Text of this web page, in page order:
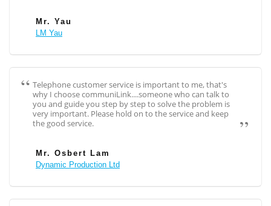
Mr. Yau
LM Yau
Telephone customer service is important to me, that's
why I choose communiLink....someone who can talk to
you and guide you step by step to solve the problem is
very important. Please hold on to the service and keep
the good service.
Mr. Osbert Lam
Dynamic Production Ltd